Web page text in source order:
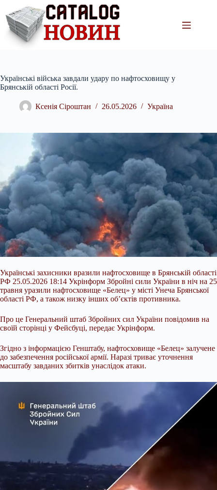
вмісту
Українські війська завдали удару по нафтосховищу у
Брянській області Росії.
Ксенія Сіроштан 26.05.2026 Україна
Українські захисники вразили нафтосховище в Брянській області
РФ 25.05.2026 18:14 Укрінформ Збройні сили України в ніч на 25
травня уразили нафтосховище «Белец» у місті Унеча Брянської
області РФ, а також низку інших об’єктів противника.
Про це Генеральний штаб Збройних сил України повідомив на
своїй сторінці у Фейсбуці, передає Укрінформ.
Згідно з інформацією Генштабу, нафтосховище «Белец» залучене
до забезпечення російської армії. Наразі триває уточнення
масштабу завданих збитків унаслідок атаки.